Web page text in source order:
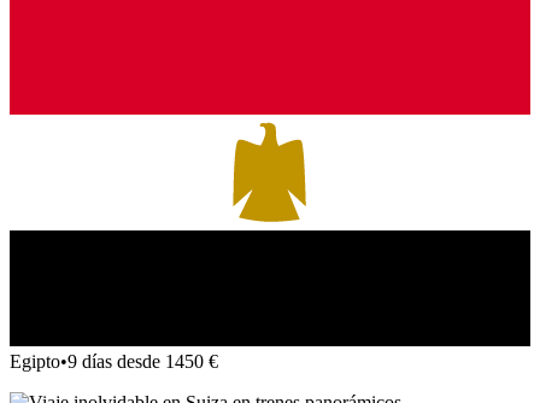
Egipto•9 días desde 1450 €